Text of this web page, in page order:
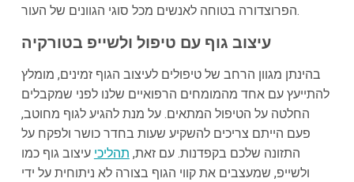
הפרוצדורה בטוחה לאנשים מכל סוגי הגוונים של העור.
עיצוב גוף עם טיפול ולשייפ בטורקיה
בהינתן מגוון הרחב של טיפולים לעיצוב הגוף זמינים, מומלץ
להתייעץ עם אחד מהמומחים הרפואיים שלנו לפני שמקבלים
החלטה על הטיפול המתאים. על מנת להגיע לגוף מחוטב,
פעם הייתם צריכים להשקיע שעות בחדר כושר ולפקח על
התזונה שלכם בקפדנות. עם זאת, תהליכי עיצוב גוף כמו
ולשייפ, שמעצבים את קווי הגוף בצורה לא ניתוחית על ידי